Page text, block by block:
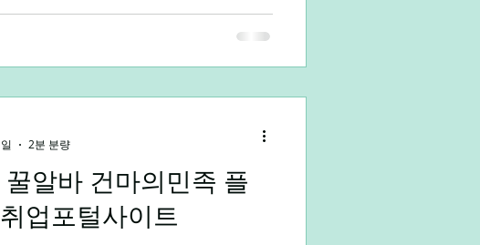
사지 알바다. 단순한 유행이 아니라, 현재
의 현실적인 조건과 정확히 맞아떨어지기
·남성 모두 지원 가능한 부업으로 인식되
과 서비스 이해도가 중요해지면서성별
케이션 능력이 더 중요한 요소가 됐다. 기
변화 스웨디시는 단순 노동 알바가 아닌
개념✔ 반복 숙련 가능한
꿀알바 건마의민족 플
업포털사이트
2분 분량